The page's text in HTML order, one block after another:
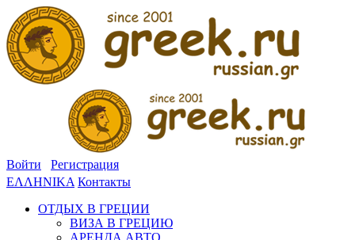
Войти
Регистрация
ΕΛΛΗΝΙΚΑ Контакты
ОТДЫХ В ГРЕЦИИ
ВИЗА В ГРЕЦИЮ
АРЕНДА АВТО